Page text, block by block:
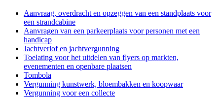
Aanvraag, overdracht en opzeggen van een standplaats voor
een strandcabine
Aanvragen van een parkeerplaats voor personen met een
handicap
Jachtverlof en jachtvergunning
Toelating voor het uitdelen van flyers op markten,
evenementen en openbare plaatsen
Tombola
Vergunning kunstwerk, bloembakken en koopwaar
Vergunning voor een collecte